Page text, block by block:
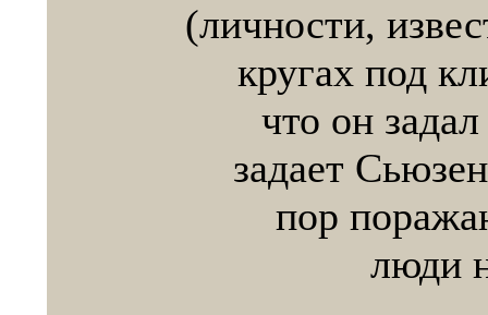
(личности,
кругах под
что он
задает
пор
люди